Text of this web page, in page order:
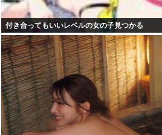
付き合ってもいいレベルの女の子見つかる